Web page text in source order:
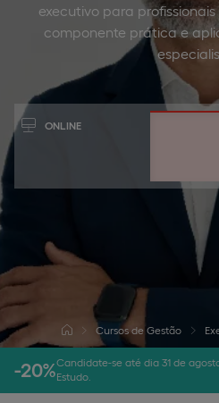
executivo para
componente prática e
ONLINE
Cursos de Gestão
-20%Candidate-se até dia 31 de
Estudo.